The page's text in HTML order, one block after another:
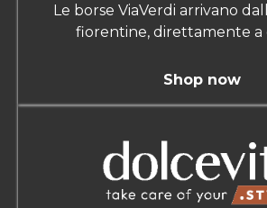
Le borse ViaVerdi arrivano
fiorentine, direttamente a
Shop now